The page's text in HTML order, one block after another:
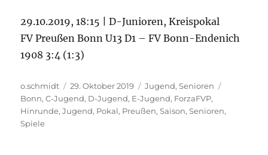
29.10.2019, 18:15 | D-Junioren, Kreispokal
FV Preußen Bonn U13 D1 – FV Bonn-Endenich
1908 3:4 (1:3)
Autor
o.schmidt
Veröffentlicht
am
29. Oktober 2019 Kategorien
Jugend,Senioren
Bonn,C-Jugend, D-Jugend, E-Jugend, ForzaFVP,
Hinrunde,Jugend, Pokal, Preußen,Saison,Senioren,
Spiele